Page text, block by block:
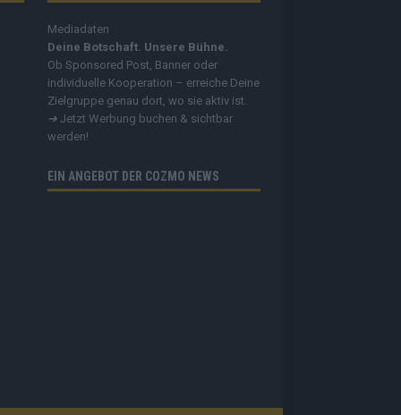
Mediadaten
Deine Botschaft. Unsere Bühne.
Ob Sponsored Post, Banner oder
individuelle Kooperation – erreiche Deine
Zielgruppe genau dort, wo sie aktiv ist.
➔ Jetzt Werbung buchen & sichtbar
werden!
EIN ANGEBOT DER COZMO NEWS